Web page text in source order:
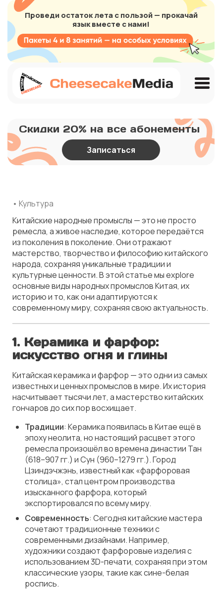
Проведи остаток лета с пользой — прокачай
язык вместе с нами!
Скидки 20% на все абонементы
Записаться
• Культура
Китайские народные промыслы — это не просто
ремесла, а живое наследие, которое передаётся
из поколения в поколение. Они отражают
мастерство, творчество и философию китайского
народа, сохраняя уникальные традиции и
культурные ценности. В этой статье мы explore
основные виды народных промыслов Китая, их
историю и то, как они адаптируются к
современному миру, сохраняя свою актуальность.
1. Керамика и фарфор:
искусство огня и глины
Китайская керамика и фарфор — это одни из самых
известных и ценных промыслов в мире. Их история
насчитывает тысячи лет, а мастерство китайских
гончаров до сих пор восхищает.
Традиции: Керамика появилась в Китае ещё в
эпоху неолита, но настоящий расцвет этого
ремесла произошёл во времена династии Тан
(618–907 гг.) и Сун (960–1279 гг.). Город
Цзиндэчжэнь, известный как «фарфоровая
столица», стал центром производства
изысканного фарфора, который
экспортировался по всему миру.
Современность: Сегодня китайские мастера
сочетают традиционные техники с
современными дизайнами. Например,
художники создают фарфоровые изделия с
использованием 3D-печати, сохраняя при этом
классические узоры, такие как сине-белая
роспись.